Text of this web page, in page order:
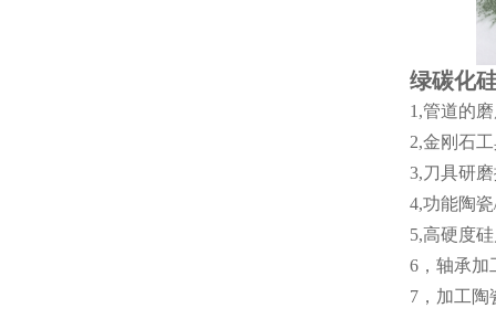
绿碳化
1,管道的
2,金刚石
3,刀具研
4,功能陶
5,高硬度
6，轴承加
7，加工陶